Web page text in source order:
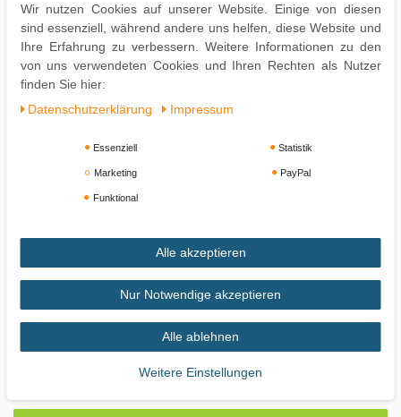
Leichte Verschmutzung mit feuchtem Baumwolltuch abwischen
Oberflächen nur mit geeignetem Aufsatz absaugen
Zur Reinigung empfehlen wir ein mit lauwarmem Wasser
angefeuchtetes Baumwolltuch
Impressum Daten­schutz­erklärung AGB
Widerrufs­recht Vertrag widerrufen
Wir nutzen Cookies auf unserer Website. Einige von diesen
sind essenziell, während andere uns helfen, diese Website und
Ihre Erfahrung zu verbessern. Weitere Informationen zu den
von uns verwendeten Cookies und Ihren Rechten als Nutzer
finden Sie hier:
Daten­schutz­erklärung
Impressum
Essenziell Statistik
Marketing PayPal
Funktional
Alle akzeptieren
Nur Notwendige akzeptieren
Alle ablehnen
Weitere Einstellungen